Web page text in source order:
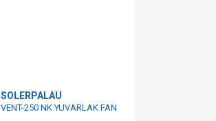
SOLERPALAU
VENT-250 NK YUVARLAK FAN